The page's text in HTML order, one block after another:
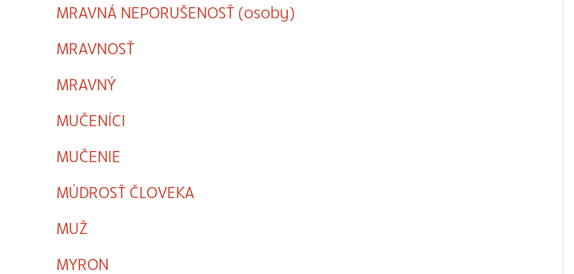
MRAVNÁ NEPORUŠENOSŤ (osoby)
MRAVNOSŤ
MRAVNÝ
MUČENÍCI
MUČENIE
MÚDROSŤ ČLOVEKA
MUŽ
MYRON